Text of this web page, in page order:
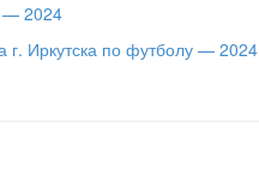
— 2024
г. Иркутска по футболу — 2024